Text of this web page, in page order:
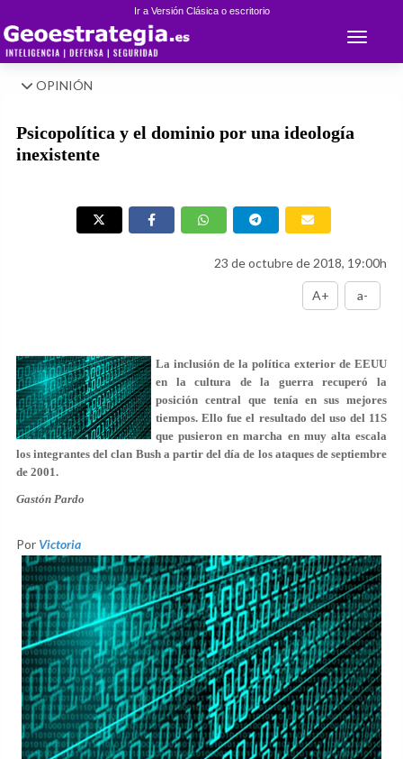
Ir a Versión Clásica o escritorio
Toggle
OPINIÓN
Psicopolítica y el dominio por una ideología
inexistente
23 de octubre de 2018, 19:00h
A+ a-
La inclusión de la política exterior de EEUU
en la cultura de la guerra recuperó la
posición central que tenía en sus mejores
tiempos. Ello fue el resultado del uso del 11S
que pusieron en marcha en muy alta escala
los integrantes del clan Bush a partir del día de los ataques de septiembre
de 2001.
Gastón Pardo
Por Victoria